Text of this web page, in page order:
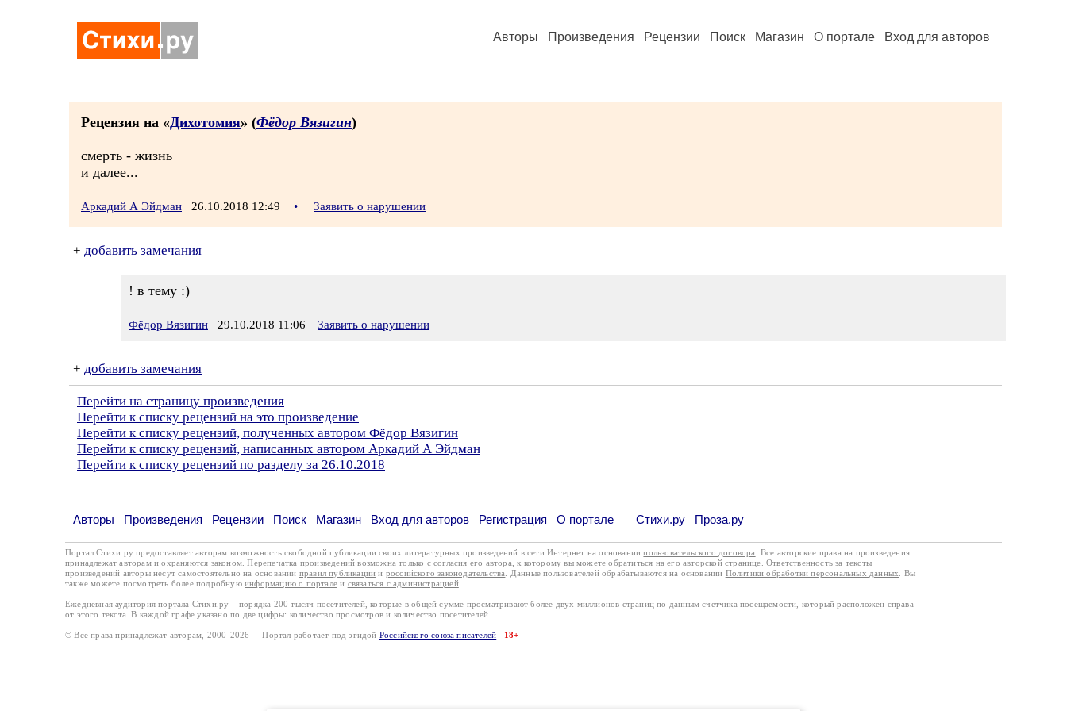
Авторы Произведения Рецензии Поиск Магазин О портале Вход для авторов
Рецензия на «Дихотомия» (Фёдор Вязигин)
смерть - жизнь
и далее...
Аркадий А Эйдман 26.10.2018 12:49 • Заявить о нарушении
+ добавить замечания
! в тему :)
Фёдор Вязигин 29.10.2018 11:06 Заявить о нарушении
+ добавить замечания
Перейти на страницу произведения
Перейти к списку рецензий на это произведение
Перейти к списку рецензий, полученных автором Фёдор Вязигин
Перейти к списку рецензий, написанных автором Аркадий А Эйдман
Перейти к списку рецензий по разделу за 26.10.2018
Авторы Произведения Рецензии Поиск Магазин Вход для авторов Регистрация О портале Стихи.ру Проза.ру
Портал Стихи.ру предоставляет авторам возможность свободной публикации своих литературных произведений в сети Интернет на основаниипользовательского договора
. Все авторские права на произведения
принадлежат авторам и охраняются законом . Перепечатка произведений возможна только с согласия его автора, к которому вы можете обратиться на его авторской странице. Ответственность за тексты
произведений авторы несут самостоятельно на основании правил публикации и российского законодательства . Данные пользователей обрабатываются на основании Политики обработки персональных данных
. Вы
также можете посмотреть более подробную информацию о портале и связаться с администрацией.
Ежедневная аудитория портала Стихи.ру – порядка 200 тысяч посетителей, которые в общей сумме просматривают более двух миллионов страниц по данным счетчика посещаемости, который расположен справа
от этого текста. В каждой графе указано по две цифры: количество просмотров и количество посетителей.
© Все права принадлежат авторам, 2000-2026 Портал работает под эгидой Российского союза писателей 18+